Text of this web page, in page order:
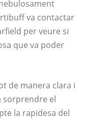
va contactar
per veure si
que va poder
de manera clara i
sorprendre el
la rapidesa del